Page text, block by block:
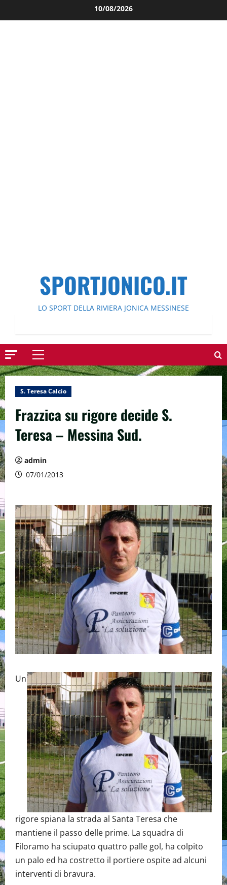
al
10/08/2026
SPORTJONICO.IT
LO SPORT DELLA RIVIERA JONICA MESSINESE
Menu
principale
S. Teresa Calcio
Frazzica su rigore decide S.
Teresa – Messina Sud.
admin
07/01/2013
Un
rigore spiana la strada al Santa Teresa che
mantiene il passo delle prime. La squadra di
Filoramo ha sciupato quattro palle gol, ha colpito
un palo ed ha costretto il portiere ospite ad alcuni
interventi di bravura.